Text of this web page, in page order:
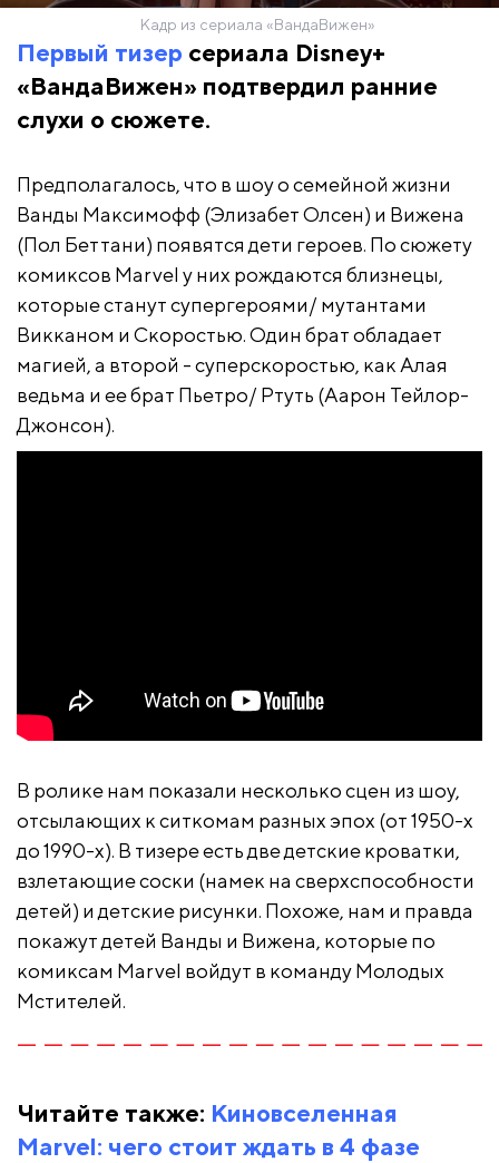
Кадр из сериала «ВандаВижен»
Первый тизер сериала Disney+
«ВандаВижен» подтвердил ранние
слухи о сюжете.
Предполагалось, что в шоу о семейной жизни
Ванды Максимофф (Элизабет Олсен) и Вижена
(Пол Беттани) появятся дети героев. По сюжету
комиксов Marvel у них рождаются близнецы,
которые станут супергероями/ мутантами
Викканом и Скоростью. Один брат обладает
магией, а второй - суперскоростью, как Алая
ведьма и ее брат Пьетро/ Ртуть (Аарон Тейлор-
Джонсон).
В ролике нам показали несколько сцен из шоу,
отсылающих к ситкомам разных эпох (от 1950-х
до 1990-х). В тизере есть две детские кроватки,
взлетающие соски (намек на сверхспособности
детей) и детские рисунки. Похоже, нам и правда
покажут детей Ванды и Вижена, которые по
комиксам Marvel войдут в команду Молодых
Мстителей.
Читайте также: Киновселенная
Marvel: чего стоит ждать в 4 фазе